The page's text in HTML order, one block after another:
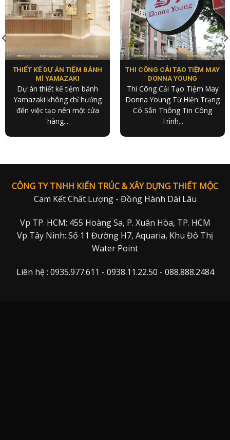
THIẾT KẾ DỰ ÁN TIỆM BÁNH
MÌ YAMAZAKI
Dự án thiết kế tiệm bánh
Yamazaki không chỉ hướng
đến việc tạo nên một cửa
hàng...
THI CÔNG CẢI TẠO TIỆM MAY
DONNA YOUNG
Thi Công Cải Tạo Tiệm May
Donna Young Từ Hiện Trạng
Có Sẵn Thông Tin Công
Trình...
CÔNG TY TNHH KIẾN TRÚC & XÂY DỰNG THIẾT MỘC
Cam Kết Chất Lượng - Đồng Hành Dài Lâu
Vp TP. HCM: 455 Hoàng Sa, P. Xuân Hòa, TP. HCM
Vp Tây Ninh: Số 11 Đường H7, Aquaria, Khu Đô Thị
Water Point
Liên hệ : 0935.977.611 - 0938.11.22.50 - 088.888.2484